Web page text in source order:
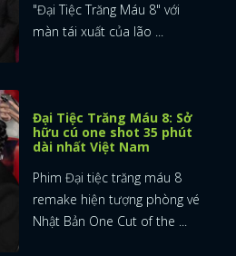
"Đại Tiệc Trăng Máu 8" với
màn tái xuất của lão ...
Đại Tiệc Trăng Máu 8: Sở
hữu cú one shot 35 phút
dài nhất Việt Nam
Phim Đại tiệc trăng máu 8
remake hiện tượng phòng vé
Nhật Bản One Cut of the ...